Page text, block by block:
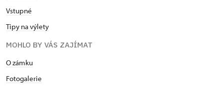
Vstupné
Tipy na výlety
MOHLO BY VÁS ZAJÍMAT
O zámku
Fotogalerie